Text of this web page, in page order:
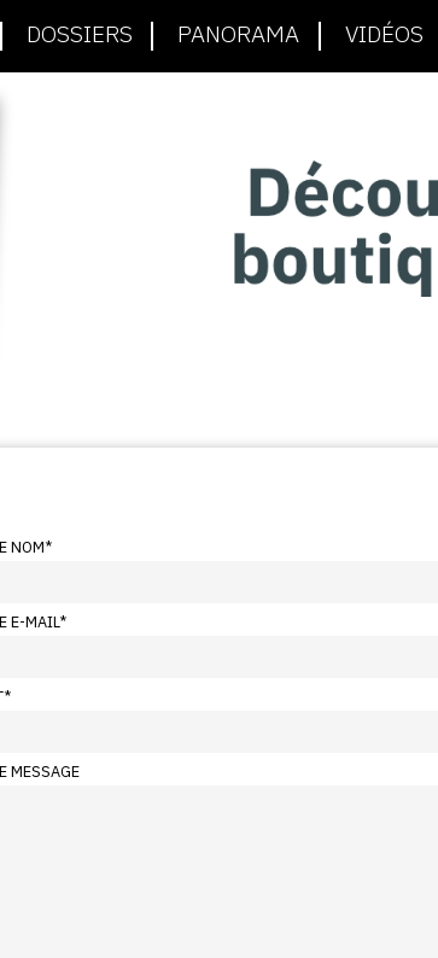
DOSSIERS PANORAMA VIDÉOS
NOM*
E-MAIL*
*
MESSAGE